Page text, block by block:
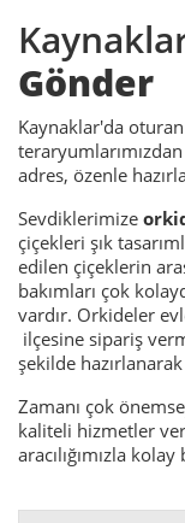
Gönder
Kaynaklar'da
adres, özenle
Sevdiklerimize
çiçekleri şık
edilen çiçeklerin
bakımları çok
vardır. Orkideler
ilçesine sipariş
şekilde
Zamanı çok
kaliteli hizmetler
aracılığımızla